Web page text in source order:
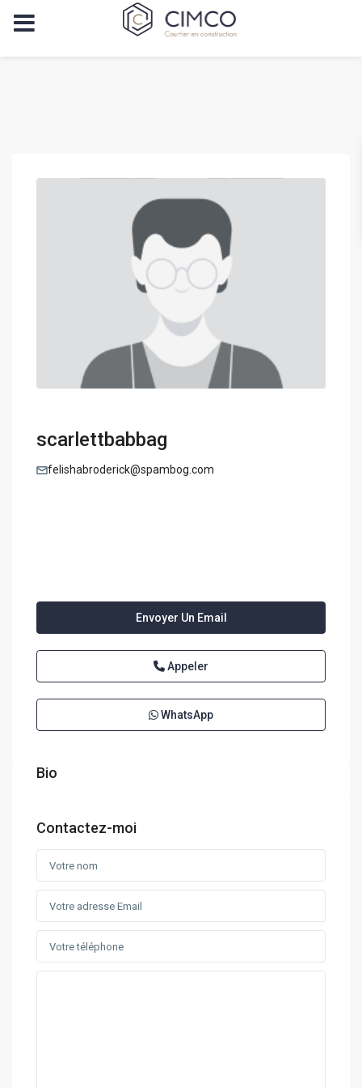
scarlettbabbag
felishabroderick@spambog.com
Envoyer Un Email
Appeler
WhatsApp
Bio
Contactez-moi